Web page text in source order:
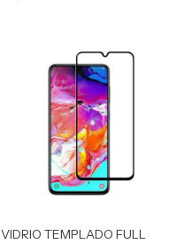
VIDRIO TEMPLADO FULL